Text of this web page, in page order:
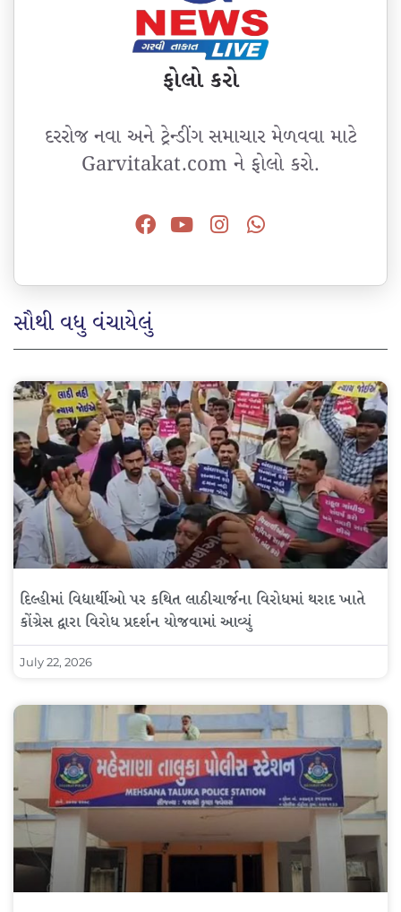
ફોલો કરો
દરરોજ નવા અને ટ્રેન્ડીંગ સમાચાર મેળવવા માટે
Garvitakat.com ને ફોલો કરો.
સૌથી વધુ વંચાયેલું
દિલ્હીમાં વિદ્યાર્થીઓ પર કથિત લાઠીચાર્જના વિરોધમાં થરાદ ખાતે
કોંગ્રેસ દ્વારા વિરોધ પ્રદર્શન યોજવામાં આવ્યું
July 22, 2026